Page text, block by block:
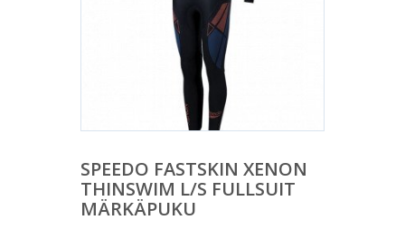
SPEEDO FASTSKIN XENON
THINSWIM L/S FULLSUIT
MÄRKÄPUKU